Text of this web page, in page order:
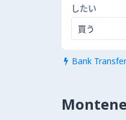
したい
買う
 Bank